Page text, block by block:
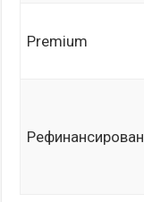
Premium